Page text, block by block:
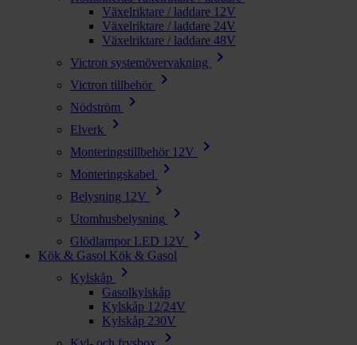
Växelriktare / laddare 12V
Växelriktare / laddare 24V
Växelriktare / laddare 48V
Victron systemövervakning
chevron_right
Victron tillbehör chevron_right
Nödström chevron_right
Elverk chevron_right
Monteringstillbehör 12V chevron_right
Monteringskabel chevron_right
Belysning 12V chevron_right
Utomhusbelysning chevron_right
Glödlampor LED 12V chevron_right
Kök & Gasol Kök & Gasol
Kylskåp
chevron_right
Gasolkylskåp
Kylskåp 12/24V
Kylskåp 230V
chevron_right